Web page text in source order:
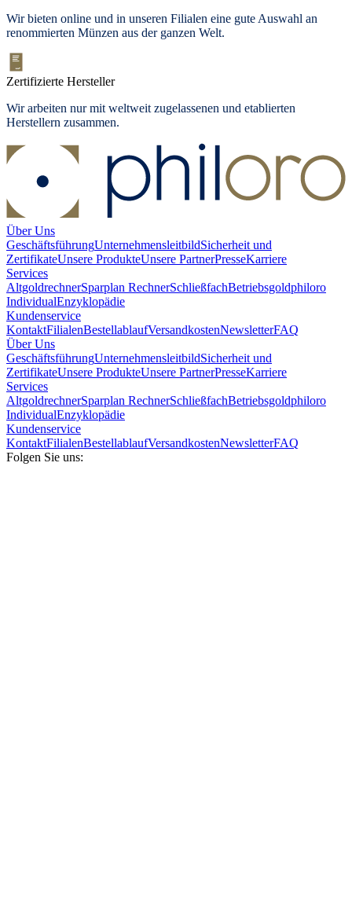
Wir bieten online und in unseren Filialen eine gute Auswahl an
renommierten Münzen aus der ganzen Welt.
Zertifizierte Hersteller
Wir arbeiten nur mit weltweit zugelassenen und etablierten
Herstellern zusammen.
Über Uns
GeschäftsführungUnternehmensleitbildSicherheit und
ZertifikateUnsere ProdukteUnsere PartnerPresseKarriere
Services
AltgoldrechnerSparplan RechnerSchließfachBetriebsgoldphiloro
IndividualEnzyklopädie
Kundenservice
KontaktFilialenBestellablaufVersandkostenNewsletterFAQ
Über Uns
GeschäftsführungUnternehmensleitbildSicherheit und
ZertifikateUnsere ProdukteUnsere PartnerPresseKarriere
Services
AltgoldrechnerSparplan RechnerSchließfachBetriebsgoldphiloro
IndividualEnzyklopädie
Kundenservice
KontaktFilialenBestellablaufVersandkostenNewsletterFAQ
Folgen Sie uns: